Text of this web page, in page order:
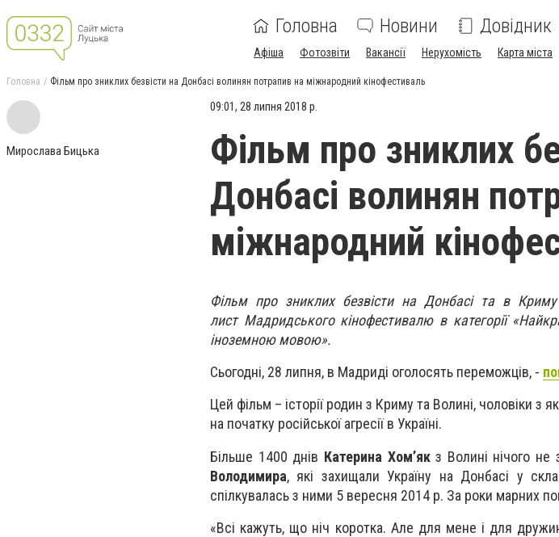
Головна Новини Довідник
Афіша Фотозвіти Вакансії Нерухомість Карта міста
Головна Фільм про зниклих безвісти на Донбасі волинян потрапив на міжнародний кінофестиваль
Мирослава Бицька
09:01, 28 липня 2018 р.
Фільм про зниклих
Донбасі волинян
міжнародний
Фільм про зниклих безвісти на Донбасі та в Криму
лист Мадридського кінофестивалю в категорії
іноземною мовою».
Сьогодні, 28 липня, в Мадриді оголосять переможців, -
Цей фільм – історії родин з Криму та Волині, чоловіки з
на початку російської агресії в Україні.
Більше 1400 днів Катерина Хом’якз Волині нічого не
Володимира, які захищали Україну на Донбасі у
спілкувалась з ними 5 вересня 2014 р. За роки марних
«Всі кажуть, що ніч коротка. Але для мене і для